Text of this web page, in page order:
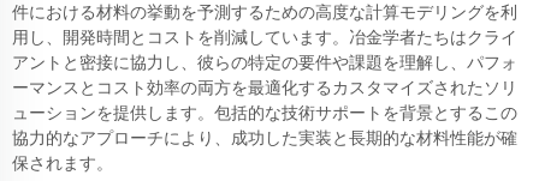
件における材料の挙動を予測するための高度な計算モデリングを利
用し、開発時間とコストを削減しています。冶金学者たちはクライ
アントと密接に協力し、彼らの特定の要件や課題を理解し、パフォ
ーマンスとコスト効率の両方を最適化するカスタマイズされたソリ
ューションを提供します。包括的な技術サポートを背景とするこの
協力的なアプローチにより、成功した実装と長期的な材料性能が確
保されます。